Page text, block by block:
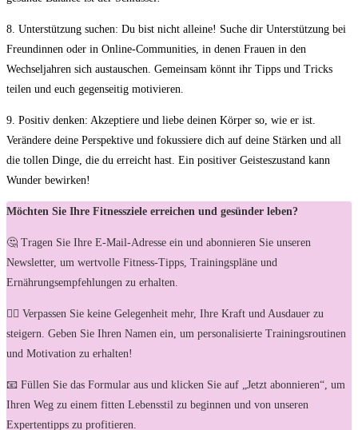
8. Unterstützung ⁣suchen: Du bist nicht alleine! Suche dir Unterstützung bei
Freundinnen oder ⁣in Online-Communities, in ⁤denen⁢ Frauen in den
Wechseljahren sich ‌austauschen. Gemeinsam könnt ihr Tipps und Tricks
teilen und euch gegenseitig ⁤motivieren.
9. Positiv denken: Akzeptiere und liebe⁤ deinen Körper so, wie er ist.
Verändere deine Perspektive und fokussiere dich‍ auf deine Stärken und all
die ​tollen ‍Dinge, die du erreicht hast. Ein positiver ⁣Geisteszustand kann
‌Wunder bewirken!
Möchten Sie Ihre Fitnessziele erreichen und gesünder leben?
🤔 Tragen Sie Ihre E-Mail-Adresse ein und abonnieren Sie unseren
Newsletter, um wertvolle Fitness-Tipps, Trainingspläne und
Ernährungsempfehlungen zu erhalten.
🏋️‍♀️ Verpassen Sie keine Gelegenheit mehr, Ihre Kraft und Ausdauer zu
steigern. Geben Sie Ihren Namen ein, um personalisierte Trainingsroutinen
und Motivation zu erhalten!
📧 Füllen Sie das Formular aus und klicken Sie auf „Jetzt abonnieren“, um
Ihren Weg zu einem fitten Lebensstil zu beginnen und von unseren
Expertentipps zu profitieren.